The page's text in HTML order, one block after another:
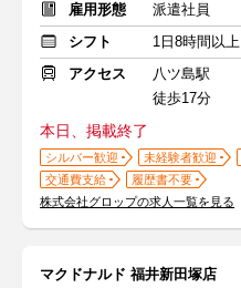
雇用形態
派遣社員
シフト
1日8時間以上
アクセス
八ツ島駅
徒歩17分
本日、掲載終了
シルバー歓迎 未経験者歓迎
交通費支給
履歴書不要
株式会社グロップの求人一覧を見る
マクドナルド 福井新田塚店